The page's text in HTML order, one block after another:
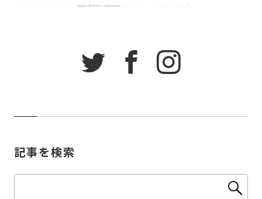
記事を検索